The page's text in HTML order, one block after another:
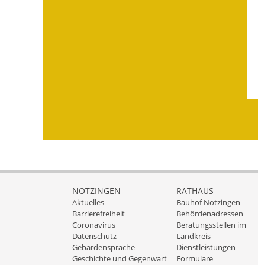
NOTZINGEN
Aktuelles
Barrierefreiheit
Coronavirus
Datenschutz
Gebärdensprache
Geschichte und Gegenwart
RATHAUS
Bauhof Notzingen
Behördenadressen
Beratungsstellen im
Landkreis
Dienstleistungen
Formulare